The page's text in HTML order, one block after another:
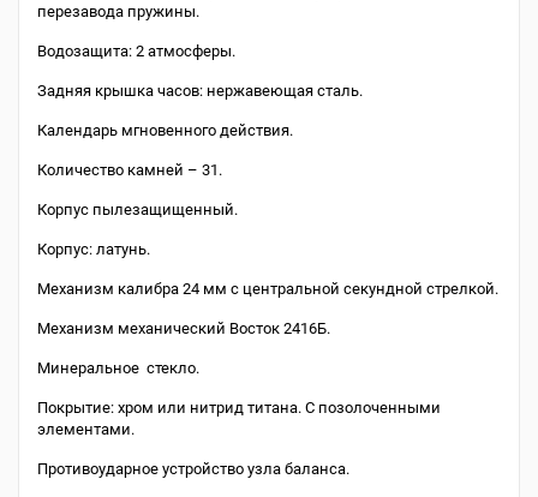
перезавода пружины.
Водозащита: 2 атмосферы.
Задняя крышка часов: нержавеющая сталь.
Календарь мгновенного действия.
Количество камней – 31.
Корпус пылезащищенный.
Корпус: латунь.
Механизм калибра 24 мм с центральной секундной стрелкой.
Механизм механический Восток 2416Б.
Минеральное стекло.
Покрытие: хром или нитрид титана. С позолоченными
элементами.
Противоударное устройство узла баланса.